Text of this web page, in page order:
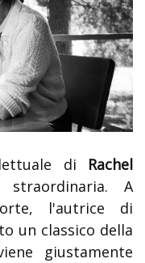
di Rachel
A
l'autrice di
un classico della
giustamente